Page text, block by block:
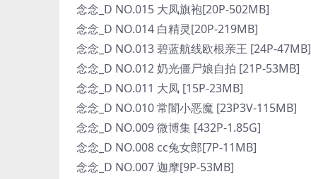
念念_D NO.015 大凤旗袍[20P-502MB]
念念_D NO.014 白精灵[20P-219MB]
念念_D NO.013 碧蓝航线欧根亲王 [24P-47MB]
念念_D NO.012 奶光僵尸娘自拍 [21P-53MB]
念念_D NO.011 大凤 [15P-23MB]
念念_D NO.010 常闇小恶魔 [23P3V-115MB]
念念_D NO.009 微博集 [432P-1.85G]
念念_D NO.008 cc兔女郎[7P-11MB]
念念_D NO.007 迦摩[9P-53MB]